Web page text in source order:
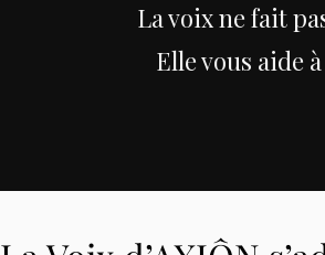
La voix ne fait
Elle vous aide